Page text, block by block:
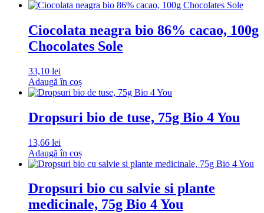
Ciocolata neagra bio 86% cacao, 100g
Chocolates Sole
33,10 lei
Adaugă în coș
Dropsuri bio de tuse, 75g Bio 4 You
13,66 lei
Adaugă în coș
Dropsuri bio cu salvie si plante
medicinale, 75g Bio 4 You